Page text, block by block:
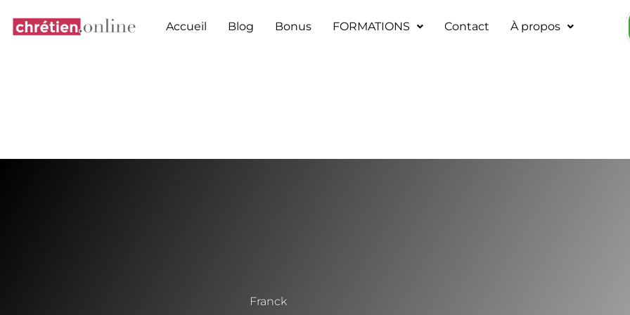
Accueil Blog Bonus FORMATIONS Contact À propos
Franck